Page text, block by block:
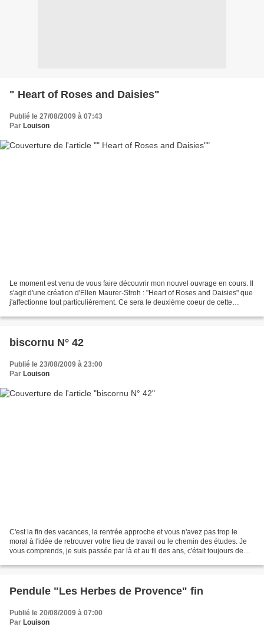
" Heart of Roses and Daisies"
Publié le 27/08/2009 à 07:43
Par Louison
Le moment est venu de vous faire découvrir mon nouvel ouvrage en cours. Il
s'agit d'une création d'Ellen Maurer-Stroh : "Heart of Roses and Daisies" que
j'affectionne tout particulièrement. Ce sera le deuxième coeur de cette
biscornu N° 42
Publié le 23/08/2009 à 23:00
Par Louison
C'est la fin des vacances, la rentrée approche et vous n'avez pas trop le
moral à l'idée de retrouver votre lieu de travail ou le chemin des études. Je
vous comprends, je suis passée par là et au fil des ans, c'était toujours de
Pendule "Les Herbes de Provence" fin
Publié le 20/08/2009 à 07:00
Par Louison